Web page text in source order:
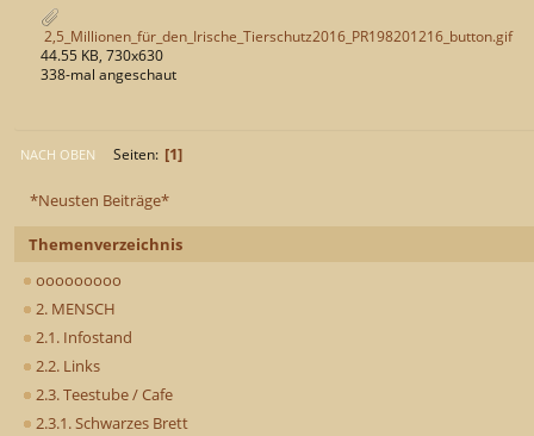
*Neusten Beiträge*
Themenverzeichnis
ooooooooo
2. MENSCH
2.1. Infostand
2.2. Links
2.3. Teestube / Cafe
2.3.1. Schwarzes Brett
2,5_Millionen_für_den_Irische_Tierschutz2016_PR198201216_button.gif
44.55 KB, 730x630
338-mal angeschaut
NACH OBEN Seiten 1